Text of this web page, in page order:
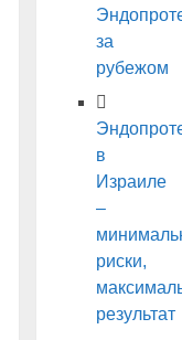
за
рубежом
в
Израиле
–
риски,
результат